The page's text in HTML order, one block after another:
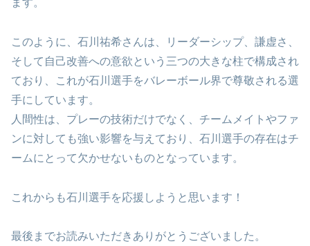
ます。
このように、石川祐希さんは、リーダーシップ、謙虚さ、
そして自己改善への意欲という三つの大きな柱で構成され
ており、これが石川選手をバレーボール界で尊敬される選
手にしています。
人間性は、プレーの技術だけでなく、チームメイトやファ
ンに対しても強い影響を与えており、石川選手の存在はチ
ームにとって欠かせないものとなっています。
これからも石川選手を応援しようと思います！
最後までお読みいただきありがとうございました。